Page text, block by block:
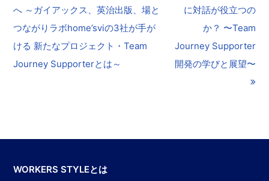
post:
へ ～ガイアックス、英治出版、場と
つながりラボhome’sviの3社が手が
ける 新たなプロジェクト・Team
Journey Supporterとは～
post:
に対話が役立つの
か？ 〜Team
Journey Supporter
開発の学びと展望〜
WORKERS STYLEとは